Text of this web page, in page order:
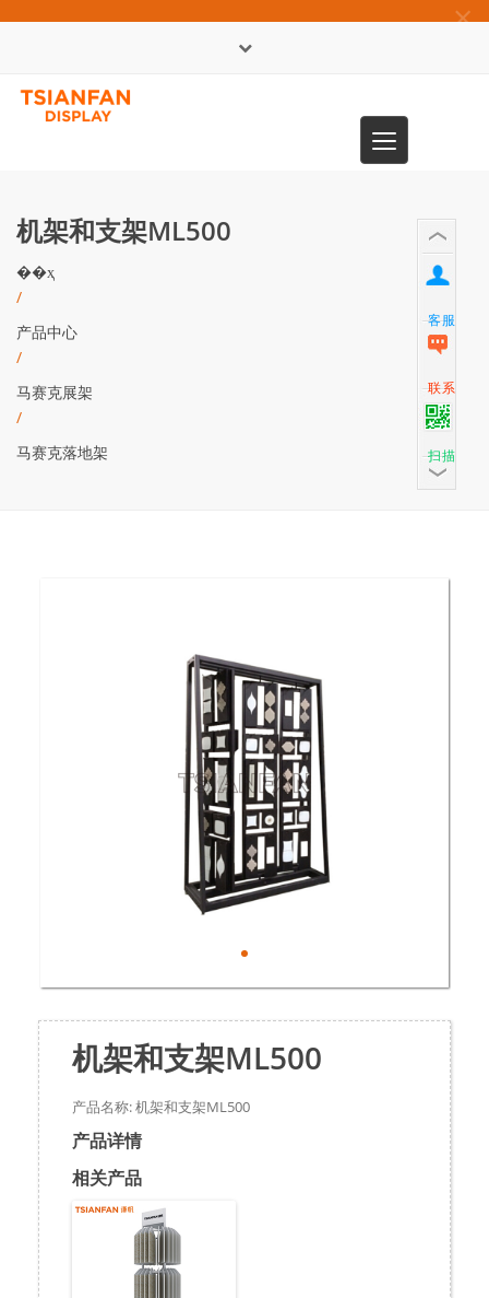
×
Toggle
navigation
机架和支架ML500
��ҳ
/
产品中心
/
马赛克展架
/
马赛克落地架
机架和支架ML500
产品名称: 机架和支架ML500
产品详情
相关产品
客服
联系
扫描